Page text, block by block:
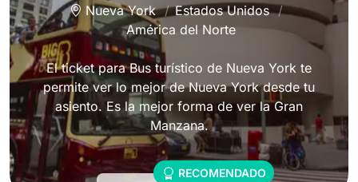
Nueva York
Estados Unidos
América del Norte
El ticket para Bus turístico de Nueva York te
permite ver lo mejor de Nueva York desde tu
asiento. Es la mejor forma de ver la Gran
Manzana.
RECOMENDADO